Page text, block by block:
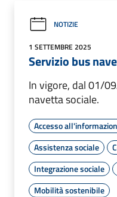
NOTIZIE
1 SETTEMBRE 2025
Servizio bus
In vigore, dal 01/
navetta sociale.
Accesso
Assistenza sociale
Integrazione sociale
Mobilità sostenibile